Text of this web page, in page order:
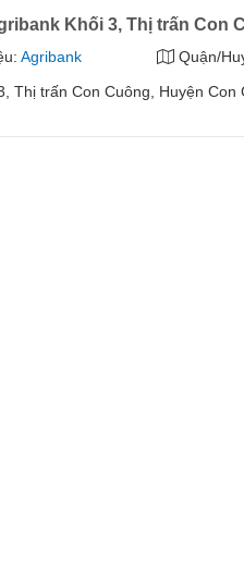
Khối 3, Thị trấn Con
Agribank Quận/
Thị trấn Con Cuông, Huyện Con